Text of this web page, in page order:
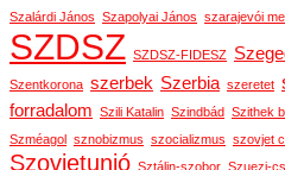
Szalárdi János Szapolyai János szarajevói
SZDSZ SZDSZ-FIDESZ
Szentkorona szerbek Szerbia szeretet
forradalom Szili Katalin Szindbád Szithek
Szméagol sznobizmus szocializmus szovjet
Szovjetunió Sztálin-szobor Szuezi-